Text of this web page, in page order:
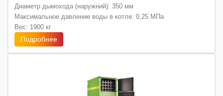
Диаметр дымохода (наружний): 350 мм
Максимальное давление воды в котле: 0,25 МПа
Вес: 1900 кг
Подробнее